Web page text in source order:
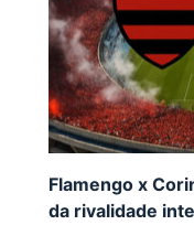
Flamengo x
da rivalidade